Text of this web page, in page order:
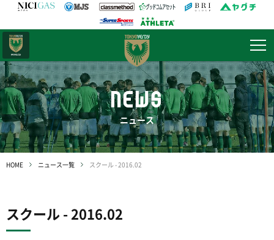
NEWS
ニュース
HOME ニュース一覧 スクール - 2016.02
スクール - 2016.02